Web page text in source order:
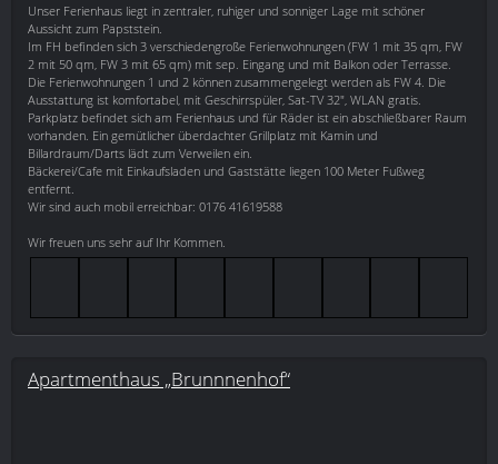
Unser Ferienhaus liegt in zentraler, ruhiger und sonniger Lage mit schöner
Aussicht zum Papststein.
Im FH befinden sich 3 verschiedengroße Ferienwohnungen (FW 1 mit 35 qm, FW
2 mit 50 qm, FW 3 mit 65 qm) mit sep. Eingang und mit Balkon oder Terrasse.
Die Ferienwohnungen 1 und 2 können zusammengelegt werden als FW 4. Die
Ausstattung ist komfortabel, mit Geschirrspüler, Sat-TV 32", WLAN gratis.
Parkplatz befindet sich am Ferienhaus und für Räder ist ein abschließbarer Raum
vorhanden. Ein gemütlicher überdachter Grillplatz mit Kamin und
Billardraum/Darts lädt zum Verweilen ein.
Bäckerei/Cafe mit Einkaufsladen und Gaststätte liegen 100 Meter Fußweg
entfernt.
Wir sind auch mobil erreichbar: 0176 41619588
Wir freuen uns sehr auf Ihr Kommen.
Apartmenthaus „Brunnnenhof“